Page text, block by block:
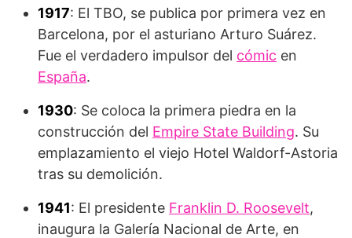
1917: El TBO, se publica por primera vez en
Barcelona, por el asturiano Arturo Suárez.
Fue el verdadero impulsor del cómic en
España.
1930: Se coloca la primera piedra en la
construcción del Empire State Building. Su
emplazamiento el viejo Hotel Waldorf-Astoria
tras su demolición.
1941: El presidente Franklin D. Roosevelt,
inaugura la Galería Nacional de Arte, en